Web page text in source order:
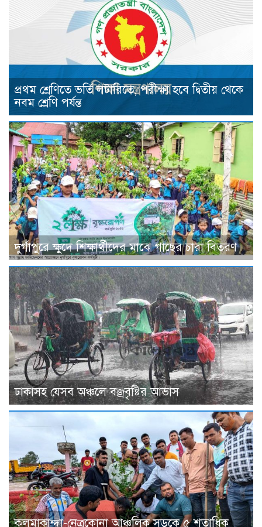
প্রথম শ্রেণিতে ভর্তি লটারিতে, পরীক্ষা হবে দ্বিতীয় থেকে
নবম শ্রেণি পর্যন্ত
দুর্গাপুরে ক্ষুদে শিক্ষার্থীদের মাঝে গাছের চারা বিতরণ
ঢাকাসহ যেসব অঞ্চলে বজ্রবৃষ্টির আভাস
কলমাকান্দা-নেত্রকোনা আঞ্চলিক সড়কে ৫ শতাধিক